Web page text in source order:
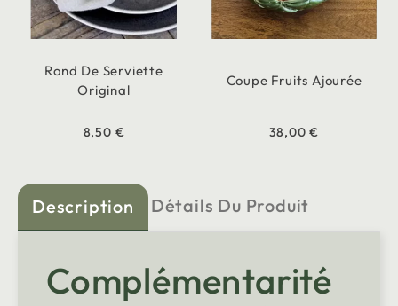
Rond De Serviette
Original
8,50 €
Coupe Fruits Ajourée
38,00 €
Description Détails Du Produit
Complémentarité